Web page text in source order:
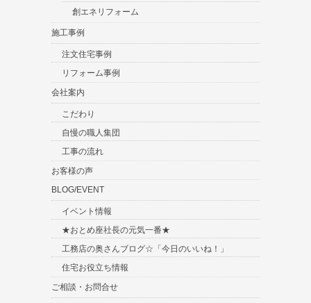
創エネリフォーム
施工事例
注文住宅事例
リフォーム事例
会社案内
こだわり
自慢の職人集団
工事の流れ
お客様の声
BLOG/EVENT
イベント情報
★おとめ座社長の元気一番★
工務店の奥さんブログ☆「今日のいいね！」
住宅お役立ち情報
ご相談・お問合せ